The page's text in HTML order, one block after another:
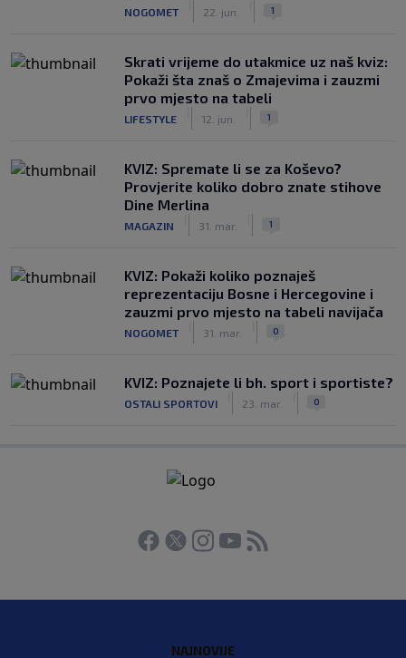
NOGOMET 22. jun. 1
Skrati vrijeme do utakmice uz naš kviz:
Pokaži šta znaš o Zmajevima i zauzmi
prvo mjesto na tabeli
LIFESTYLE 12. jun. 1
KVIZ: Spremate li se za Koševo?
Provjerite koliko dobro znate stihove
Dine Merlina
MAGAZIN 31. mar. 1
KVIZ: Pokaži koliko poznaješ
reprezentaciju Bosne i Hercegovine i
zauzmi prvo mjesto na tabeli navijača
NOGOMET 31. mar. 0
KVIZ: Poznajete li bh. sport i sportiste?
OSTALI SPORTOVI 23. mar. 0
NAJNOVIJE